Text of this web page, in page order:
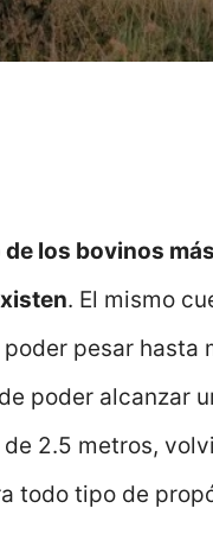
de los bovinos
. El mismo
pesar hasta
poder alcanzar
2.5 metros,
todo tipo de